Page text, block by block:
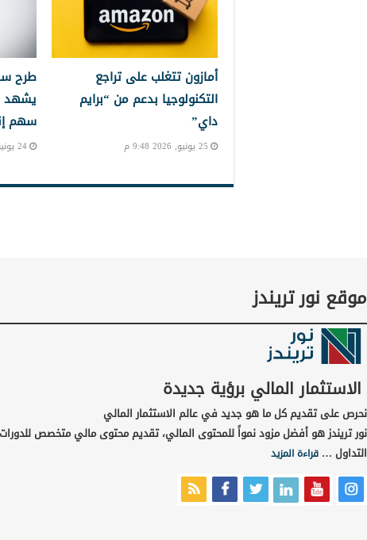
أمازون تتغلب على تراجع
التكنولوجيا بدعم من “برايم
داي”
25 يونيو, 2026 9:48 م
طرح
يشهد
سهم
24 يونيو, 2026 10:24 م
موقع نور تريندز
الاستثمار المالي برؤية جديدة
نحرص على تقديم كل ما هو جديد في عالم الاستثمار المالي
نور تريندز هو أفضل مزود نمواً للمحتوى المالي، تقديم محتوى مالي متخصص
التداول … قراءة المزيد